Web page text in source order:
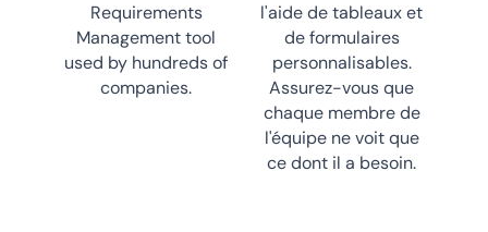
Requirements
Management tool
used by hundreds of
companies.
l'aide de tableaux et
de formulaires
personnalisables.
Assurez-vous que
chaque membre de
l'équipe ne voit que
ce dont il a besoin.